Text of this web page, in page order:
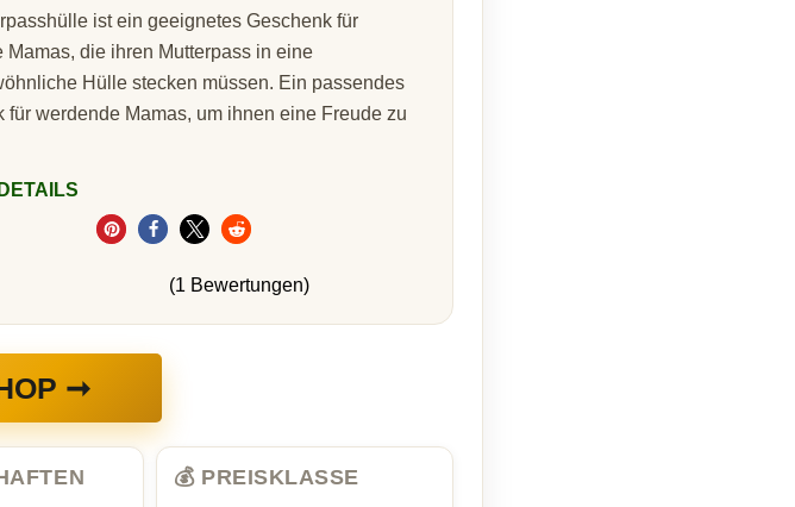
ist ein geeignetes Geschenk für
Mamas, die ihren Mutterpass in eine
Hülle stecken müssen. Ein passendes
für werdende Mamas, um ihnen eine Freude zu
(1 Bewertungen)
➞
💰 PREISKLASSE